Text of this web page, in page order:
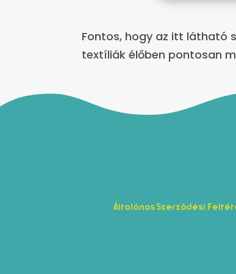
Fontos, hogy az itt látható
textíliák élőben pontosan
Általános Szerzödési